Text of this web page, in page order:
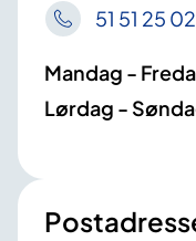
51 51 25 02
Mandag -
Lørdag -